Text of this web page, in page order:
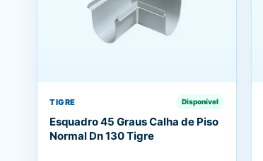
TIGRE Disponível
Esquadro 45 Graus Calha de Piso
Normal Dn 130 Tigre